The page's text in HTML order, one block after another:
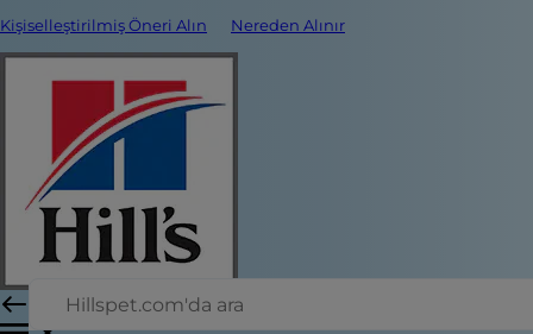
Kişiselleştirilmiş Öneri Alın Nereden Alınır